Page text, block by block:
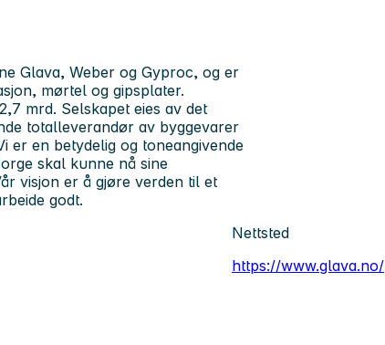
Glava, Weber og Gyproc, og er
mørtel og gipsplater.
mrd. Selskapet eies av det
totalleverandør av byggevarer
er en betydelig og toneangivende
skal kunne nå sine
visjon er å gjøre verden til et
godt.
Nettsted
https://www.glava.no/